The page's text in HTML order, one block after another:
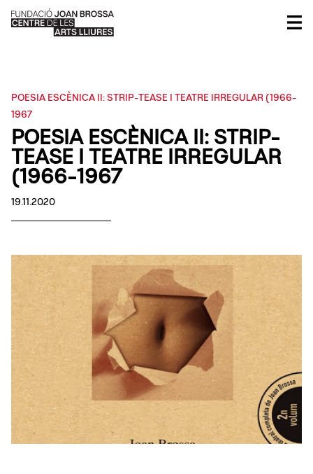
POESIA ESCÈNICA II: STRIP-TEASE I TEATRE IRREGULAR (1966-
1967
POESIA ESCÈNICA II: STRIP-
TEASE I TEATRE IRREGULAR
(1966-1967
19.11.2020